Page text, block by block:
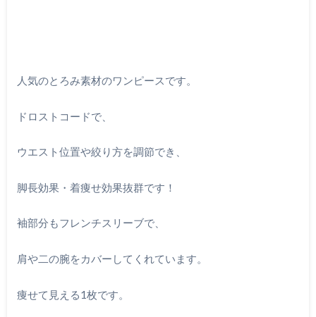
人気のとろみ素材のワンピースです。
ドロストコードで、
ウエスト位置や絞り方を調節でき、
脚長効果・着痩せ効果抜群です！
袖部分もフレンチスリーブで、
肩や二の腕をカバーしてくれています。
痩せて見える1枚です。